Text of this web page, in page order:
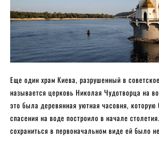
Еще один храм Киева, разрушенный в
называется церковь Николая Чудотворца на
это была деревянная уютная часовня,
спасения на воде построило в начале
сохраниться в первоначальном виде ей было